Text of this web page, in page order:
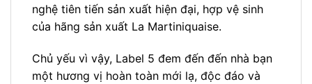
nghệ tiên tiến sản xuất hiện đại, hợp vệ sinh
của hãng sản xuất La Martiniquaise.
Chủ yếu vì vậy, Label 5 đem đến đến nhà bạn
một hương vị hoàn toàn mới lạ, độc đáo và